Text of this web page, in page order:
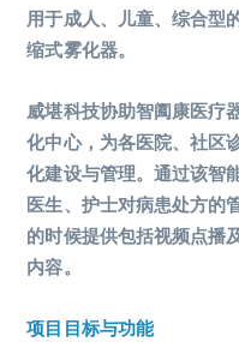
用于成人、儿童、综合型
缩式雾化器。
威堪科技协助智阖康医疗
化中心，为各医院、社区
化建设与管理。通过该智
医生、护士对病患处方的
的时候提供包括视频点播
内容。
项目目标与功能